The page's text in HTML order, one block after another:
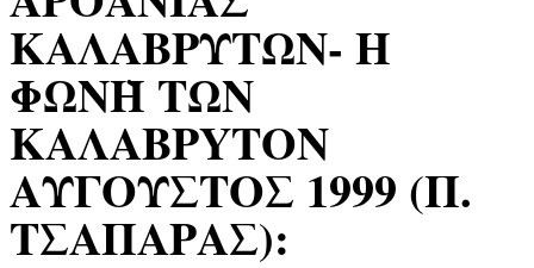
ΚΑΛΑΒΡΥΤΩΝ- H
ΦΩΝῊ ΤΩΝ
KAΛABPYTON
ΑΥΓΟΥΣΤΟΣ 1999 (Π.
ΤΣΑΠΑΡΑΣ):